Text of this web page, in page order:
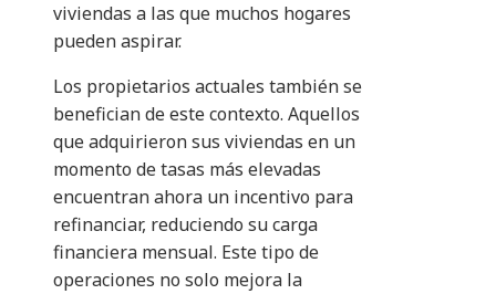
viviendas a las que muchos hogares
pueden aspirar.
Los propietarios actuales también se
benefician de este contexto. Aquellos
que adquirieron sus viviendas en un
momento de tasas más elevadas
encuentran ahora un incentivo para
refinanciar, reduciendo su carga
financiera mensual. Este tipo de
operaciones no solo mejora la